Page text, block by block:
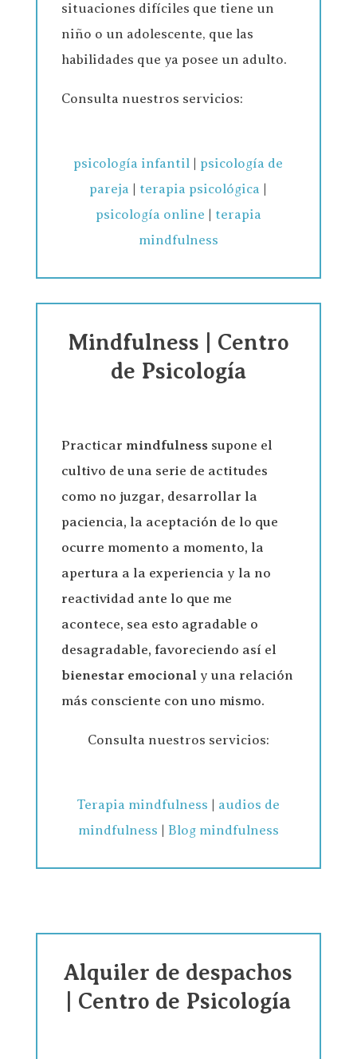
situaciones difíciles que tiene un
niño o un adolescente, que las
habilidades que ya posee un adulto.
Consulta nuestros servicios:
psicología infantil
psicología de
pareja
terapia psicológica
psicología online
terapia
mindfulness
Mindfulness | Centro
de Psicología
Practicar mindfulnesssupone el
cultivo de una serie de actitudes
como no juzgar, desarrollar la
paciencia, la aceptación de lo que
ocurre momento a momento, la
apertura a la experiencia y la no
reactividad ante lo que me
acontece, sea esto agradable o
desagradable, favoreciendo así el
bienestar emocionaly una relación
más consciente con uno mismo.
Consulta nuestros servicios:
Terapia mindfulness
audios de
mindfulness
Blog mindfulness
Alquiler de despachos
| Centro de Psicología